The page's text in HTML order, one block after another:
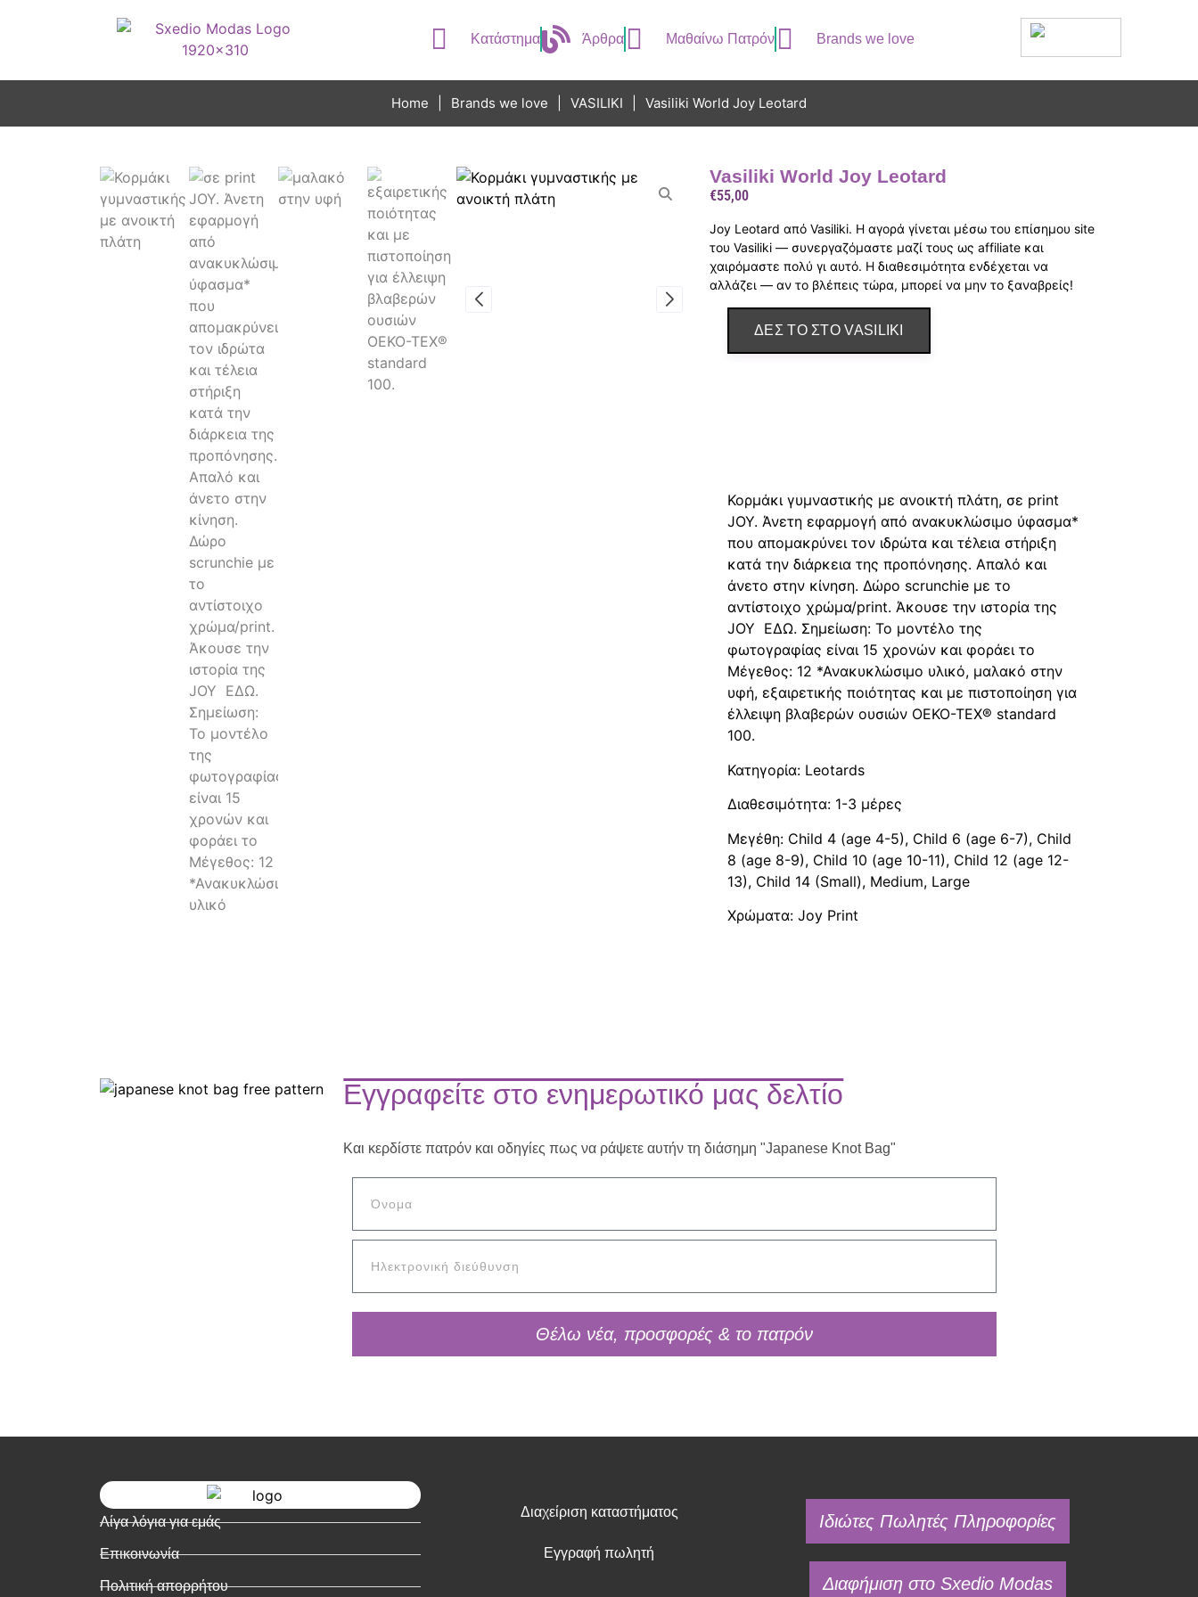
Κατάστημα Άρθρα Μαθαίνω Πατρόν Brands we love
Home Brands we love VASILIKI Vasiliki World Joy Leotard
Vasiliki World Joy Leotard
€55,00
Joy Leotard από Vasiliki. Η αγορά γίνεται μέσω του επίσημου site
του Vasiliki — συνεργαζόμαστε μαζί τους ως affiliate και
χαιρόμαστε πολύ γι αυτό. Η διαθεσιμότητα ενδέχεται να
αλλάζει — αν το βλέπεις τώρα, μπορεί να μην το ξαναβρείς!
ΔΕΣ ΤΟ ΣΤΟ VASILIKI
Κορμάκι γυμναστικής με ανοικτή πλάτη, σε print
JOY. Άνετη εφαρμογή από ανακυκλώσιμο ύφασμα*
που απομακρύνει τον ιδρώτα και τέλεια στήριξη
κατά την διάρκεια της προπόνησης. Απαλό και
άνετο στην κίνηση. Δώρο scrunchie με το
αντίστοιχο χρώμα/print. Άκουσε την ιστορία της
JOY ΕΔΩ. Σημείωση: Το μοντέλο της
φωτογραφίας είναι 15 χρονών και φοράει το
Μέγεθος: 12 *Ανακυκλώσιμο υλικό, μαλακό στην
υφή, εξαιρετικής ποιότητας και με πιστοποίηση για
έλλειψη βλαβερών ουσιών OEKO-TEX® standard
100.
Κατηγορία: Leotards
Διαθεσιμότητα: 1-3 μέρες
Μεγέθη: Child 4 (age 4-5), Child 6 (age 6-7), Child
8 (age 8-9), Child 10 (age 10-11), Child 12 (age 12-
13), Child 14 (Small), Medium, Large
Χρώματα: Joy Print
Εγγραφείτε στο ενημερωτικό μας δελτίο
Και κερδίστε πατρόν και οδηγίες πως να ράψετε αυτήν τη διάσημη "Japanese Knot Bag"
Θέλω νέα, προσφορές & το πατρόν
Λίγα λόγια για εμάς
Επικοινωνία
Πολιτική απορρήτου
Διαχείριση καταστήματος
Εγγραφή πωλητή
Ιδιώτες Πωλητές Πληροφορίες
Διαφήμιση στο Sxedio Modas